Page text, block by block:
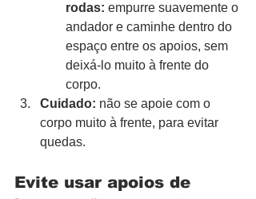
rodas: empurre suavemente o
andador e caminhe dentro do
espaço entre os apoios, sem
deixá-lo muito à frente do
corpo.
Cuidado: não se apoie com o
corpo muito à frente, para evitar
quedas.
Evite usar apoios de